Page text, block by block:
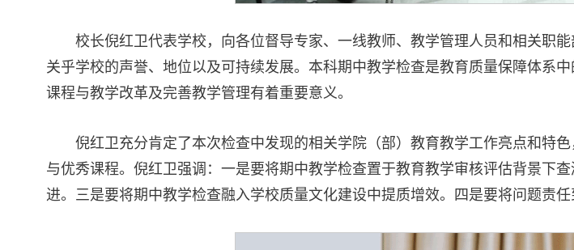
校长倪红卫代表学校，向各位督导专家、一线教师、教学管理人员和相关职
关乎学校的声誉、地位以及可持续发展。本科期中教学检查是教育质量保障体系
课程与教学改革及完善教学管理有着重要意义。
倪红卫充分肯定了本次检查中发现的相关学院（部）教育教学工作亮点和特
与优秀课程。倪红卫强调：一是要将期中教学检查置于教育教学审核评估背景下
进。三是要将期中教学检查融入学校质量文化建设中提质增效。四是要将问题责任